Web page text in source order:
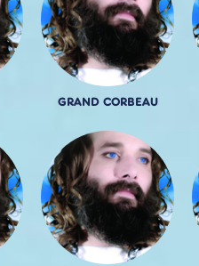
GRAND CORBEAU